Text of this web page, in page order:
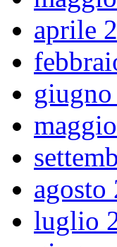
aprile
agosto
luglio